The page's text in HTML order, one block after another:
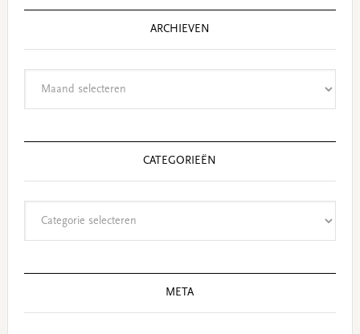
ARCHIEVEN
CATEGORIEËN
META